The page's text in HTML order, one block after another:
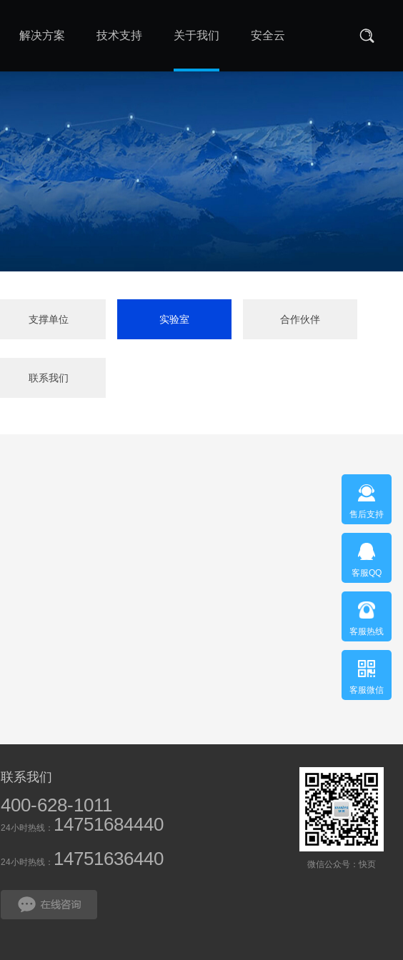
解决方案 技术支持 关于我们 安全云
支撑单位 实验室 合作伙伴
联系我们
联系我们
400-628-1011
24小时热线： 14751684440
24小时热线： 14751636440 微信公众号：快页
售后支持
客服QQ
客服热线
客服微信